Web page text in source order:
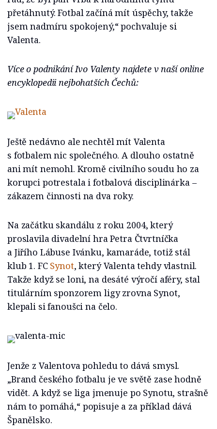
přetáhnutý. Fotbal začíná mít úspěchy, takže
jsem nadmíru spokojený,“ pochvaluje si
Valenta.
Více o podnikání Ivo Valenty najdete v naší online
encyklopedii nejbohatších Čechů:
Ještě nedávno ale nechtěl mít Valenta
s fotbalem nic společného. A dlouho ostatně
ani mít nemohl. Kromě civilního soudu ho za
korupci potrestala i fotbalová disciplinárka –
zákazem činnosti na dva roky.
Na začátku skandálu z roku 2004, který
proslavila divadelní hra Petra Čtvrtníčka
a Jiřího Lábuse Ivánku, kamaráde, totiž stál
klub 1. FC Synot, který Valenta tehdy vlastnil.
Takže když se loni, na desáté výročí aféry, stal
titulárním sponzorem ligy zrovna Synot,
klepali si fanoušci na čelo.
Jenže z Valentova pohledu to dává smysl.
„Brand českého fotbalu je ve světě zase hodně
vidět. A když se liga jmenuje po Synotu, strašně
nám to pomáhá,“ popisuje a za příklad dává
Španělsko.